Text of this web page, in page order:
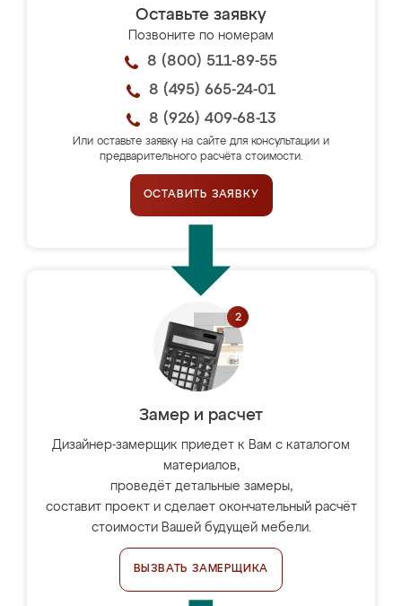
Оставьте заявку
Позвоните по номерам
8 (800) 511-89-55
8 (495) 665-24-01
8 (926) 409-68-13
Или оставьте заявку на сайте для консультации и
предварительного расчёта стоимости.
ОСТАВИТЬ ЗАЯВКУ
Замер и расчет
Дизайнер-замерщик приедет к Вам с каталогом
материалов,
проведёт детальные замеры,
составит проект и сделает окончательный расчёт
стоимости Вашей будущей мебели.
ВЫЗВАТЬ ЗАМЕРЩИКА